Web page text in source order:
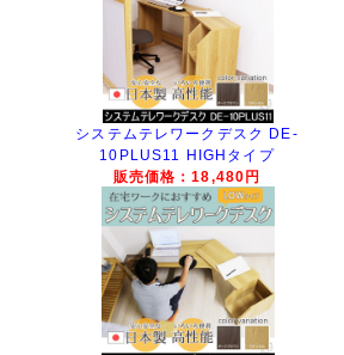
システムテレワークデスク DE-
10PLUS11 HIGHタイプ
販売価格：18,480円